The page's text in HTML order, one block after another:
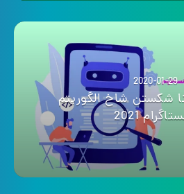
2020-01-29
شکستن شاخ الگوریتم
2021